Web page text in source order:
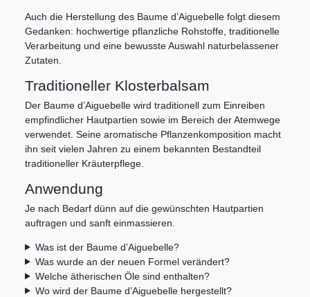
Auch die Herstellung des Baume d’Aiguebelle folgt diesem
Gedanken: hochwertige pflanzliche Rohstoffe, traditionelle
Verarbeitung und eine bewusste Auswahl naturbelassener
Zutaten.
Traditioneller Klosterbalsam
Der Baume d’Aiguebelle wird traditionell zum Einreiben
empfindlicher Hautpartien sowie im Bereich der Atemwege
verwendet. Seine aromatische Pflanzenkomposition macht
ihn seit vielen Jahren zu einem bekannten Bestandteil
traditioneller Kräuterpflege.
Anwendung
Je nach Bedarf dünn auf die gewünschten Hautpartien
auftragen und sanft einmassieren.
Was ist der Baume d’Aiguebelle?
Was wurde an der neuen Formel verändert?
Welche ätherischen Öle sind enthalten?
Wo wird der Baume d’Aiguebelle hergestellt?